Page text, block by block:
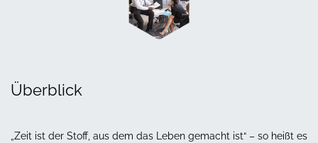
Überblick
„Zeit ist der Stoff, aus dem das Leben gemacht ist“ – so heißt es